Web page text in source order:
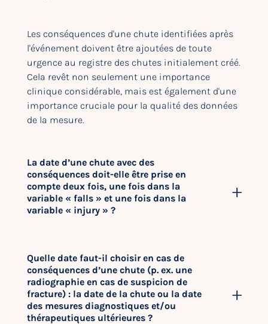
Les conséquences d'une chute identifiées après
l'événement doivent être ajoutées de toute
urgence au registre des chutes initialement créé.
Cela revêt non seulement une importance
clinique considérable, mais est également d'une
importance cruciale pour la qualité des données
de la mesure.
La date d’une chute avec des
conséquences doit-elle être prise en
compte deux fois, une fois dans la
variable « falls » et une fois dans la
variable « injury » ?
Quelle date faut-il choisir en cas de
conséquences d’une chute (p. ex. une
radiographie en cas de suspicion de
fracture) : la date de la chute ou la date
des mesures diagnostiques et/ou
thérapeutiques ultérieures ?